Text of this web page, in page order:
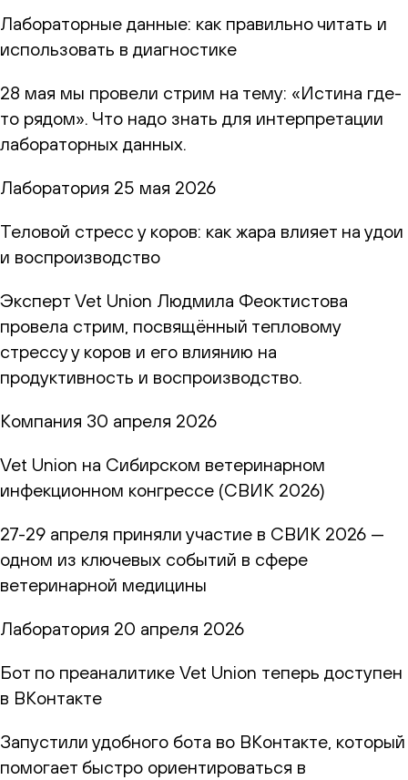
Лабораторные данные: как правильно читать и
использовать в диагностике
28 мая мы провели стрим на тему: «Истина где-
то рядом». Что надо знать для интерпретации
лабораторных данных.
Лаборатория 25 мая 2026
Теловой стресс у коров: как жара влияет на удои
и воспроизводство
Эксперт Vet Union Людмила Феоктистова
провела стрим, посвящённый тепловому
стрессу у коров и его влиянию на
продуктивность и воспроизводство.
Компания 30 апреля 2026
Vet Union на Сибирском ветеринарном
инфекционном конгрессе (СВИК 2026)
27-29 апреля приняли участие в СВИК 2026 —
одном из ключевых событий в сфере
ветеринарной медицины
Лаборатория 20 апреля 2026
Бот по преаналитике Vet Union теперь доступен
в ВКонтакте
Запустили удобного бота во ВКонтакте, который
помогает быстро ориентироваться в